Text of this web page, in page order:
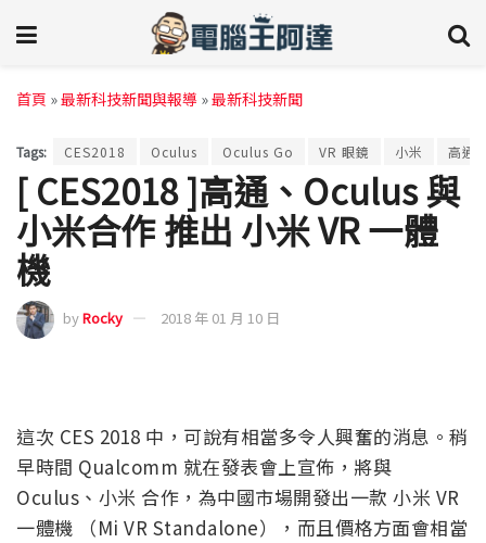
首頁 »最新科技新聞與報導 »最新科技新聞
Tags: CES2018 Oculus Oculus Go VR 眼鏡 小米 高通
[ CES2018 ]高通、Oculus 與
小米合作 推出 小米 VR 一體
機
byRocky 2018 年 01 月 10 日
這次 CES 2018 中，可說有相當多令人興奮的消息。稍
早時間 Qualcomm 就在發表會上宣佈，將與
Oculus、小米 合作，為中國市場開發出一款 小米 VR
一體機 （Mi VR Standalone），而且價格方面會相當